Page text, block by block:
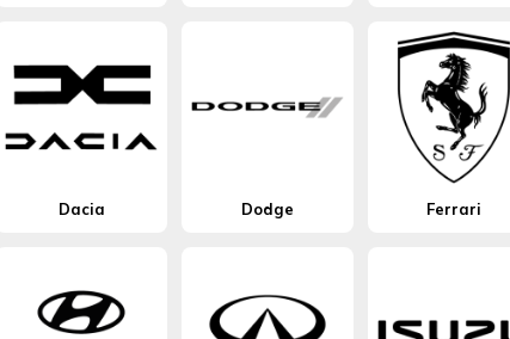
Dacia Dodge Ferrari